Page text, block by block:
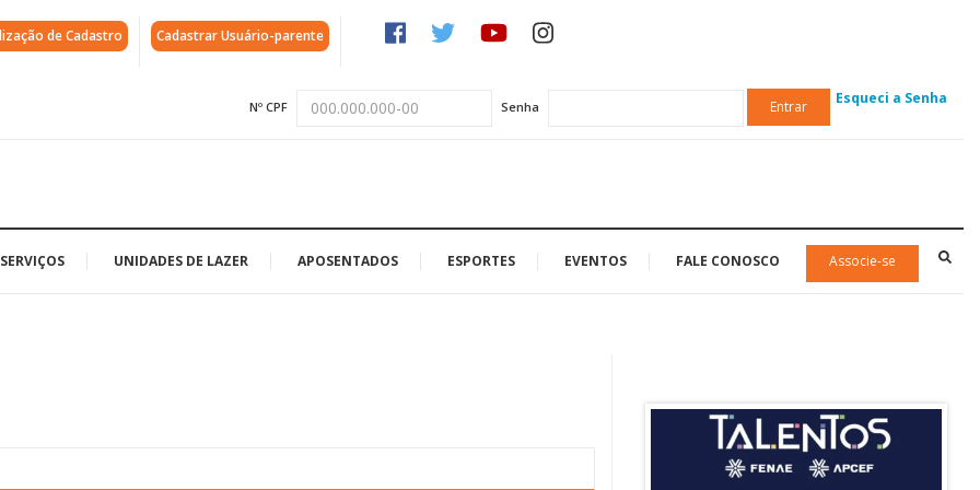
de Cadastro Cadastrar Usuário-parente
Nº CPF Senha Entrar Esqueci a Senha
SERVIÇOS UNIDADES DE LAZER APOSENTADOS ESPORTES EVENTOS FALE CONOSCO Associe-se